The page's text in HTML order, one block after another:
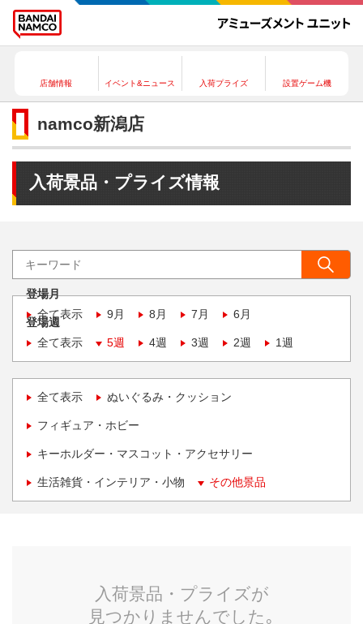
店舗情報 イベント&ニュース 入荷プライズ 設置ゲーム機
namco新潟店
入荷景品・プライズ情報
登場月
全て表示
9月 8月 7月 6月
登場週
全て表示
5週 4週 3週 2週 1週
全て表示 ぬいぐるみ・クッション
フィギュア・ホビー
キーホルダー・マスコット・アクセサリー
生活雑貨・インテリア・小物 その他景品